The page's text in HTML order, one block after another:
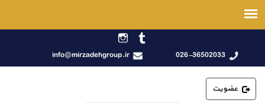
026-36502033
info@mirzadehgroup.ir
عضویت